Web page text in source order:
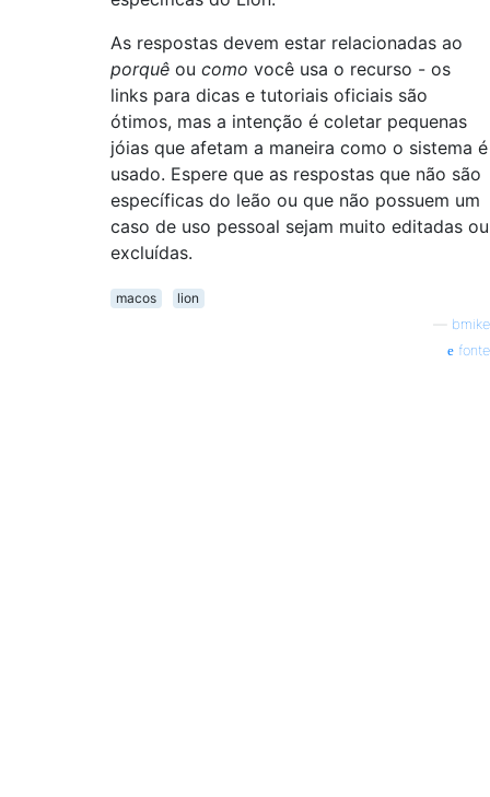
As respostas devem estar relacionadas ao
porquê ou como você usa o recurso - os
links para dicas e tutoriais oficiais são
ótimos, mas a intenção é coletar pequenas
jóias que afetam a maneira como o sistema é
usado. Espere que as respostas que não são
específicas do leão ou que não possuem um
caso de uso pessoal sejam muito editadas ou
excluídas.
macos
lion
bmike
fonte